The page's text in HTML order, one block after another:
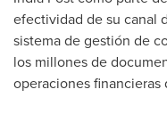
efectividad de su canal
sistema de gestión de
los millones de
operaciones financieras